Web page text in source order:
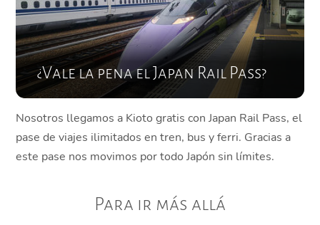
¿Vale la pena el Japan Rail Pass?
Nosotros llegamos a Kioto gratis con Japan Rail Pass, el
pase de viajes ilimitados en tren, bus y ferri. Gracias a
este pase nos movimos por todo Japón sin límites.
Para ir más allá